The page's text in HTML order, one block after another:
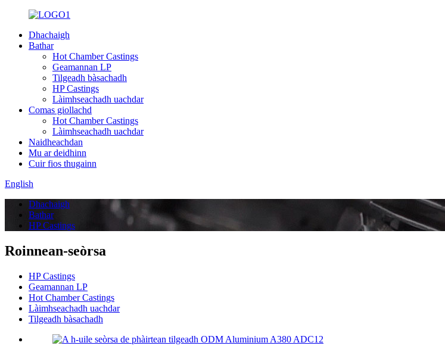
Dhachaigh
Bathar
Hot Chamber Castings
Geamannan LP
Tilgeadh bàsachadh
HP Castings
Làimhseachadh uachdar
Comas giollachd
Hot Chamber Castings
Làimhseachadh uachdar
Naidheachdan
Mu ar deidhinn
Cuir fios thugainn
English
Dhachaigh
Bathar
HP Castings
Roinnean-seòrsa
HP Castings
Geamannan LP
Hot Chamber Castings
Làimhseachadh uachdar
Tilgeadh bàsachadh